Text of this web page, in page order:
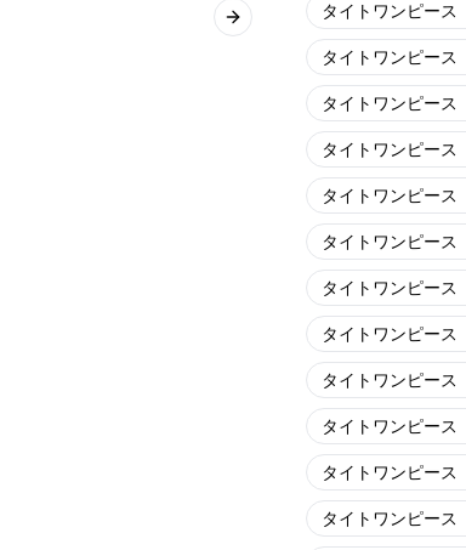
Next slide
タイトワンピース
タイトワンピース
タイトワンピース
タイトワンピース
タイトワンピース
タイトワンピース
タイトワンピース
タイトワンピース
タイトワンピース
タイトワンピース
タイトワンピース
タイトワンピース